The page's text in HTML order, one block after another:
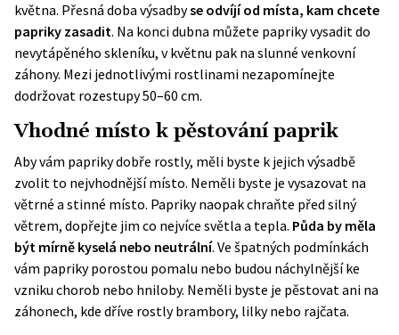
května. Přesná doba výsadbyse odvíjí od místa, kam chcete
papriky zasadit. Na konci dubna můžete papriky vysadit do
nevytápěného skleníku, v květnu pak na slunné venkovní
záhony. Mezi jednotlivými rostlinami nezapomínejte
dodržovat rozestupy 50–60 cm.
Vhodné místo k pěstování paprik
Aby vám papriky dobře rostly, měli byste k jejich výsadbě
zvolit to nejvhodnější místo. Neměli byste je vysazovat na
větrné a stinné místo. Papriky naopak chraňte před silný
větrem, dopřejte jim co nejvíce světla a tepla. Půda by měla
být mírně kyselá nebo neutrální. Ve špatných podmínkách
vám papriky porostou pomalu nebo budou náchylnější ke
vzniku chorob nebo hniloby. Neměli byste je pěstovat ani na
záhonech, kde dříve rostly brambory, lilky nebo rajčata.